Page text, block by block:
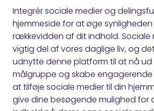
Integrér sociale medier og
hjemmeside for at øge
rækkevidden af dit indhold. Sociale
vigtig del af vores daglige liv, og
udnytte denne platform til at nå ud
målgruppe og skabe engagerende
at tilføje sociale medier til din
give dine besøgende mulighed for